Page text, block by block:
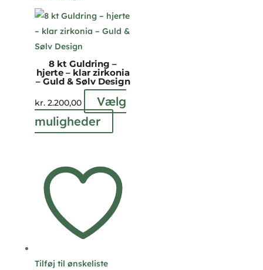
8 kt Guldring –
hjerte – klar zirkonia
– Guld & Sølv Design
kr.2.200,00
Vælg
muligheder
vare
varianter.
Mulighederne
kan
Tilføj til ønskeliste